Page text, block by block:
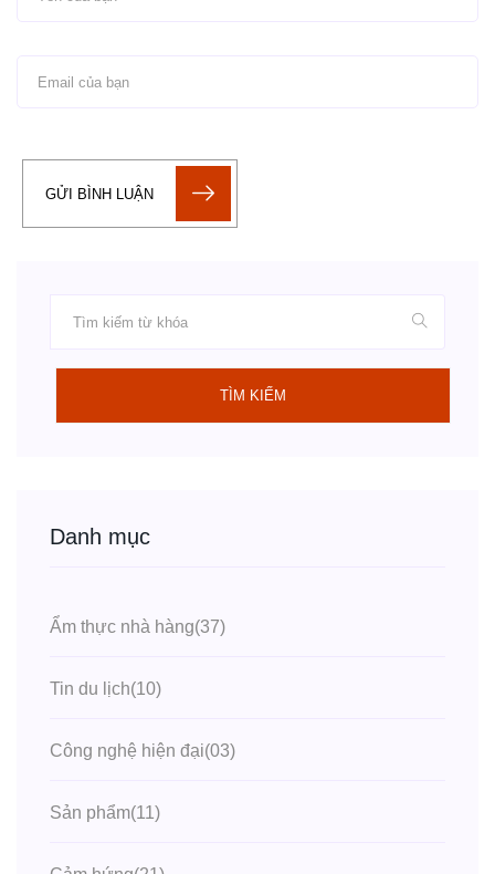
GỬI BÌNH LUẬN
TÌM KIẾM
Danh mục
Ẩm thực nhà hàng(37)
Tin du lịch(10)
Công nghệ hiện đại(03)
Sản phẩm(11)